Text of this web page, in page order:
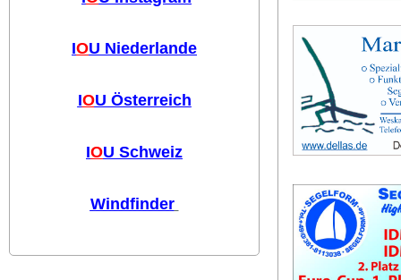
IOU Niederlande
IOU Österreich
IOU Schweiz
Windfinder